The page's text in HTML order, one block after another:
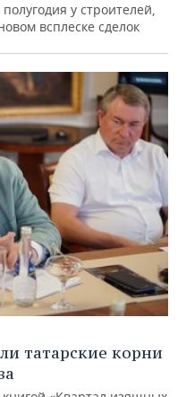
у строителей,
всплеске сделок
татарские корни